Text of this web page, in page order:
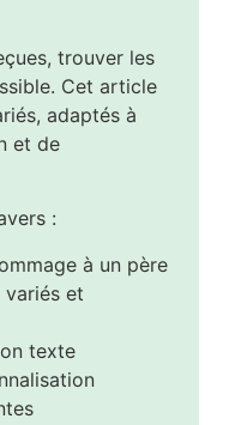
trouver les
Cet article
adaptés à
et de
:
à un père
variés et
texte